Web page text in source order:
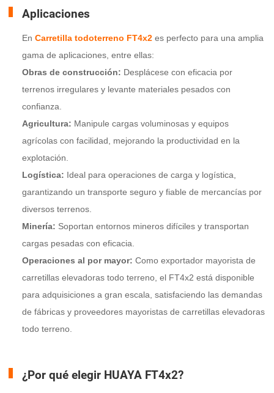
Aplicaciones
EnCarretilla todoterreno FT4x2 es perfecto para una amplia
gama de aplicaciones, entre ellas:
Obras de construcción: Desplácese con eficacia por
terrenos irregulares y levante materiales pesados con
confianza.
Agricultura: Manipule cargas voluminosas y equipos
agrícolas con facilidad, mejorando la productividad en la
explotación.
Logística: Ideal para operaciones de carga y logística,
garantizando un transporte seguro y fiable de mercancías por
diversos terrenos.
Minería: Soportan entornos mineros difíciles y transportan
cargas pesadas con eficacia.
Operaciones al por mayor: Como exportador mayorista de
carretillas elevadoras todo terreno, el FT4x2 está disponible
para adquisiciones a gran escala, satisfaciendo las demandas
de fábricas y proveedores mayoristas de carretillas elevadoras
todo terreno.
¿Por qué elegir HUAYA FT4x2?